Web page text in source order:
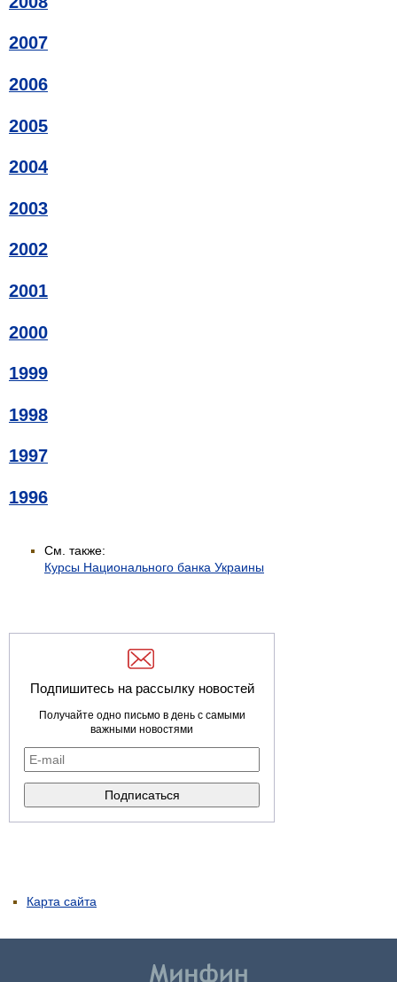
2007
2006
2005
2004
2003
2002
2001
2000
1999
1998
1997
1996
См. также:
Курсы Национального банка Украины
Подпишитесь на рассылку новостей
Получайте одно письмо в день с самыми
важными новостями
Карта сайта